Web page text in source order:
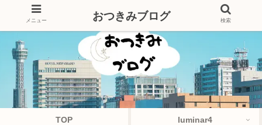
TOP luminar4
メニュー おつきみブログ 検索